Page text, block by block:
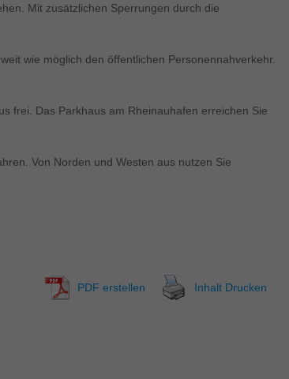
Mit zusätzlichen Sperrungen durch die
wie möglich den öffentlichen Personennahverkehr.
frei. Das Parkhaus am Rheinauhafen erreichen Sie
Von Norden und Westen aus nutzen Sie
PDF erstellen Inhalt Drucken